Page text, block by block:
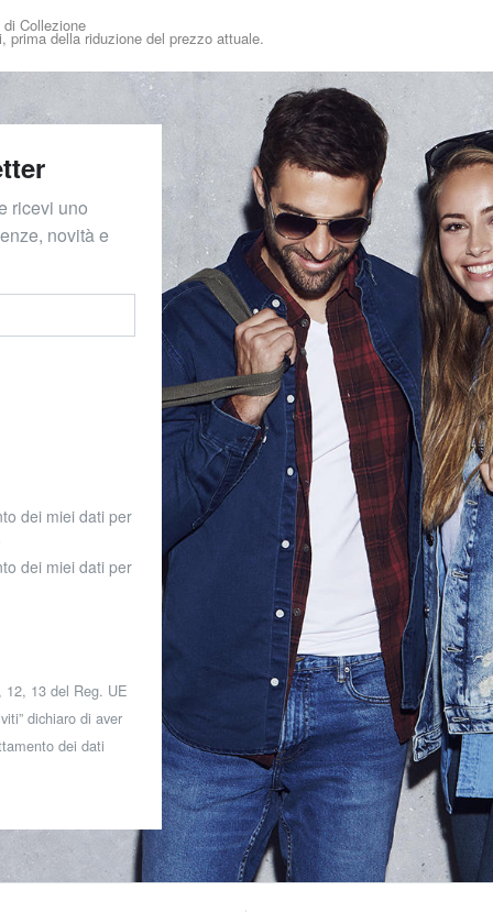
Collezione
della riduzione del prezzo attuale.
ricevi uno
novità e
dei miei dati per
dei miei dati per
13 del Reg. UE
dichiaro di aver
dei dati